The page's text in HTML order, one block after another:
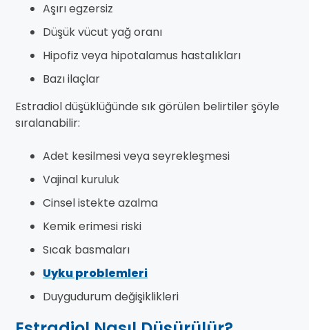
Aşırı egzersiz
Düşük vücut yağ oranı
Hipofiz veya hipotalamus hastalıkları
Bazı ilaçlar
Estradiol düşüklüğünde sık görülen belirtiler şöyle
sıralanabilir:
Adet kesilmesi veya seyrekleşmesi
Vajinal kuruluk
Cinsel istekte azalma
Kemik erimesi riski
Sıcak basmaları
Uyku problemleri
Duygudurum değişiklikleri